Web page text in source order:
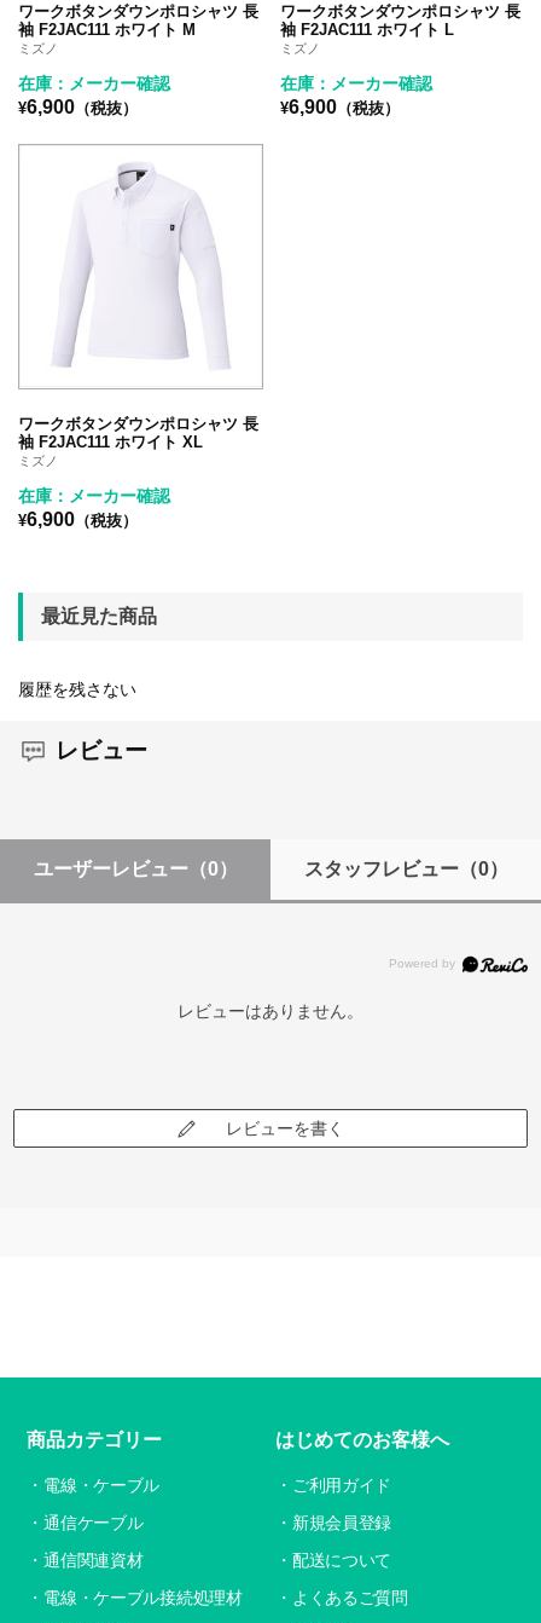
ワークボタンダウンポロシャツ 長
袖 F2JAC111 ホワイト M
ミズノ
在庫：メーカー確認
¥6,900 （税抜）
ワークボタンダウンポロシャツ 長
袖 F2JAC111 ホワイト L
ミズノ
在庫：メーカー確認
¥6,900 （税抜）
ワークボタンダウンポロシャツ 長
袖 F2JAC111 ホワイト XL
ミズノ
在庫：メーカー確認
¥6,900 （税抜）
最近見た商品
履歴を残さない
レビュー
ユーザーレビュー （0） スタッフレビュー（0）
レビューはありません。
レビューを書く
商品カテゴリー
電線・ケーブル
通信ケーブル
通信関連資材
電線・ケーブル接続処理材
はじめてのお客様へ
ご利用ガイド
新規会員登録
配送について
よくあるご質問